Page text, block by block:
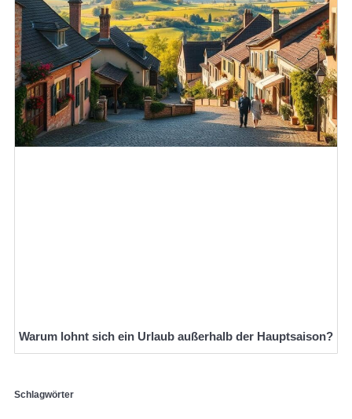
Warum lohnt sich ein Urlaub außerhalb der Hauptsaison?
Schlagwörter